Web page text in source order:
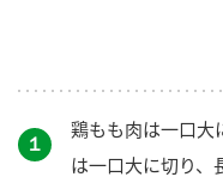
１
鶏もも肉は一口大
は一口大に切り、